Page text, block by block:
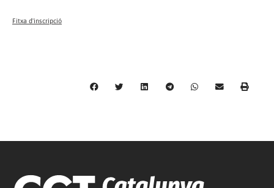
Fitxa d'inscripció